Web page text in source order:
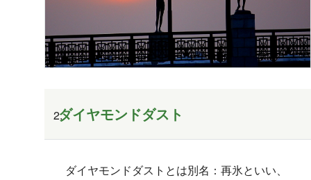
ダイヤモンドダスト
ダイヤモンドダストとは別名：再氷といい、